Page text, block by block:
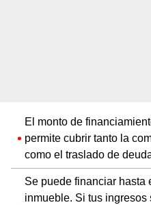
El monto de
permite cubrir tanto la
como el traslado de
Se puede financiar hasta
inmueble. Si tus